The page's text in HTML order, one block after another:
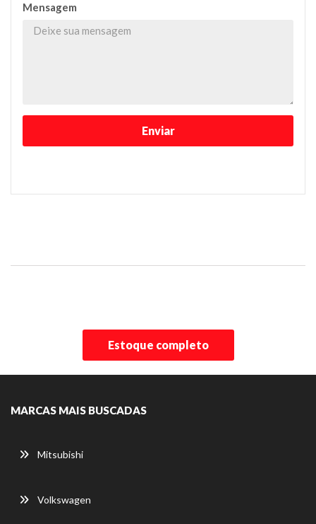
Mensagem
Estoque completo
MARCAS MAIS BUSCADAS
Mitsubishi
Volkswagen